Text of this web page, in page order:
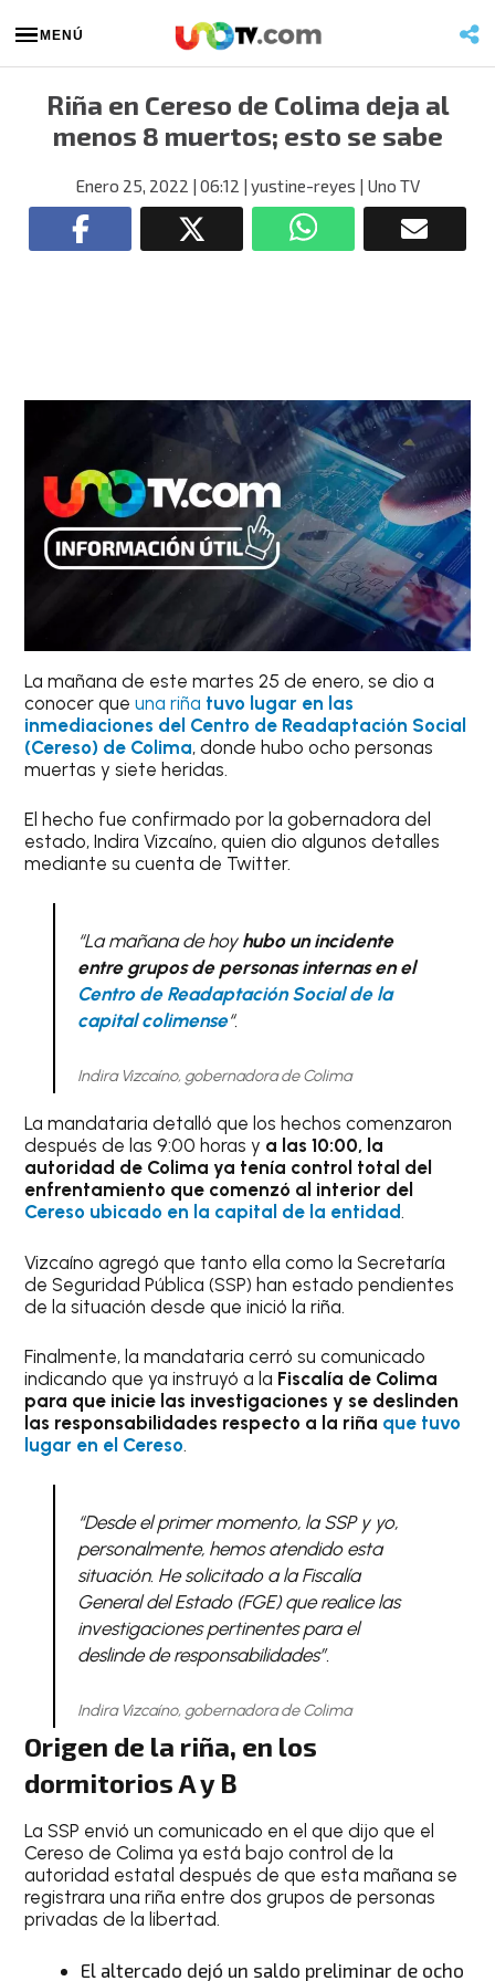
MENÚ
Riña en Cereso de Colima deja al
menos 8 muertos; esto se sabe
Enero 25, 2022 | 06:12 | yustine-reyes | Uno TV
La mañana de este martes 25 de enero, se dio a
conocer queuna riña tuvo lugar en las
inmediaciones del Centro de Readaptación Social
(Cereso) de Colima, donde hubo ocho personas
muertas y siete heridas.
El hecho fue confirmado por la gobernadora del
estado, Indira Vizcaíno, quien dio algunos detalles
mediante su cuenta de Twitter.
“La mañana de hoy hubo un incidente
entre grupos de personas internas en el
Centro de Readaptación Social de la
capital colimense“.
Indira Vizcaíno, gobernadora de Colima
La mandataria detalló que los hechos comenzaron
después de las 9:00 horas y a las 10:00, la
autoridad de Colima ya tenía control total del
enfrentamiento que comenzó al interior del
Cereso ubicado en la capital de la entidad.
Vizcaíno agregó que tanto ella como la Secretaría
de Seguridad Pública (SSP) han estado pendientes
de la situación desde que inició la riña.
Finalmente, la mandataria cerró su comunicado
indicando que ya instruyó a la Fiscalía de Colima
para que inicie las investigaciones y se deslinden
las responsabilidades respecto a la riña que tuvo
lugar en el Cereso.
“Desde el primer momento, la SSP y yo,
personalmente, hemos atendido esta
situación. He solicitado a la Fiscalía
General del Estado (FGE) que realice las
investigaciones pertinentes para el
deslinde de responsabilidades”.
Indira Vizcaíno, gobernadora de Colima
Origen de la riña, en los
dormitorios A y B
La SSP envió un comunicado en el que dijo que el
Cereso de Colima ya está bajo control de la
autoridad estatal después de que esta mañana se
registrara una riña entre dos grupos de personas
privadas de la libertad.
El altercado dejó un saldo preliminar de ocho